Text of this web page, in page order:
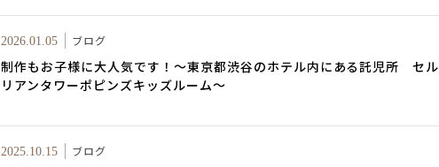
2026.01.05 ブログ
制作もお子様に大人気です！～東京都渋谷のホテル内にある託児所 セル
リアンタワーポピンズキッズルーム～
2025.10.15 ブログ